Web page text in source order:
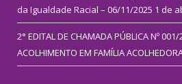
da Igualdade Racial – 06/11/2025 1 de
2° EDITAL DE CHAMADA PÚBLICA Nº
ACOLHIMENTO EM FAMÍLIA